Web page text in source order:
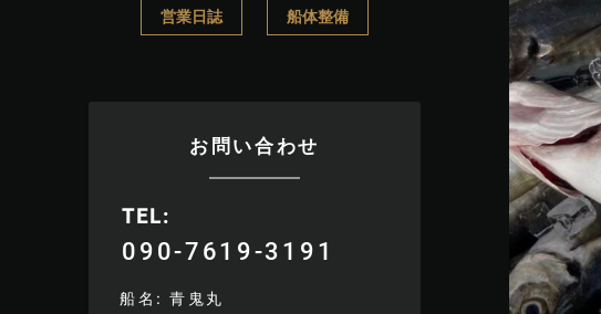
営業日誌 船体整備
お問い合わせ
TEL
090-7619-3191
船名
青鬼丸